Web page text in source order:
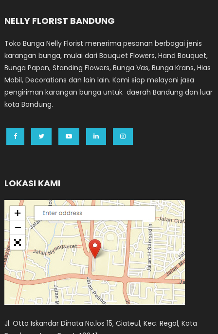
NELLY FLORIST BANDUNG
Toko Bunga Nelly Florist menerima pesanan berbagai jenis
karangan bunga, mulai dari Bouquet Flowers, Hand Bouquet,
Bunga Papan, Standing Flowers, Bunga Vas, Bunga Krans, Hias
Mobil, Decorations dan lain lain. Kami siap melayani jasa
pengiriman karangan bunga untuk daerah Bandung dan luar
kota Bandung.
LOKASI KAMI
Jl. Otto Iskandar Dinata No.los 15, Ciateul, Kec. Regol, Kota